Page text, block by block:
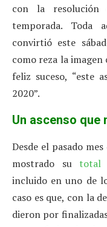
con la resolución
temporada. Toda
convirtió este
como reza la
feliz suceso, “este
2020”.
Un ascenso que
Desde el pasado
mostrado sutotal
incluido en uno de
caso es que, con la
dieron por